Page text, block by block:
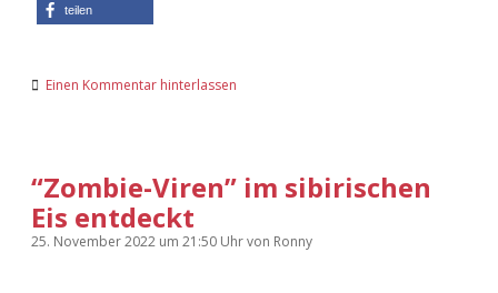
teilen
Einen Kommentar hinterlassen
“Zombie-Viren” im sibirischen
Eis entdeckt
25. November 2022 um 21:50 Uhrvon Ronny